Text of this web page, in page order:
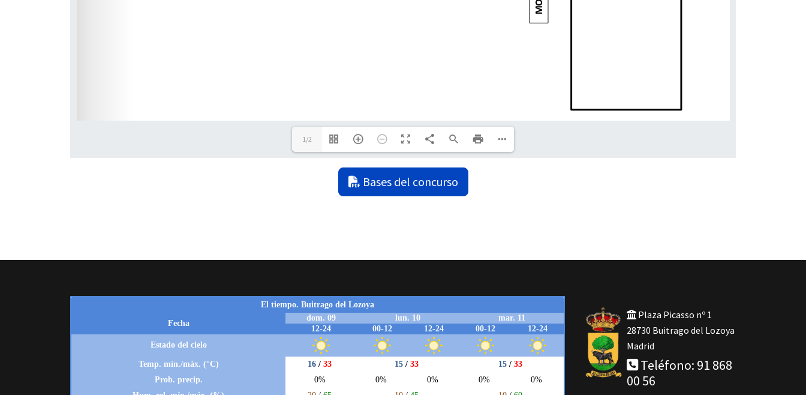
1/2
Bases del concurso
Plaza Picasso nº 1
28730 Buitrago del Lozoya
Madrid
Teléfono: 91 868
00 56